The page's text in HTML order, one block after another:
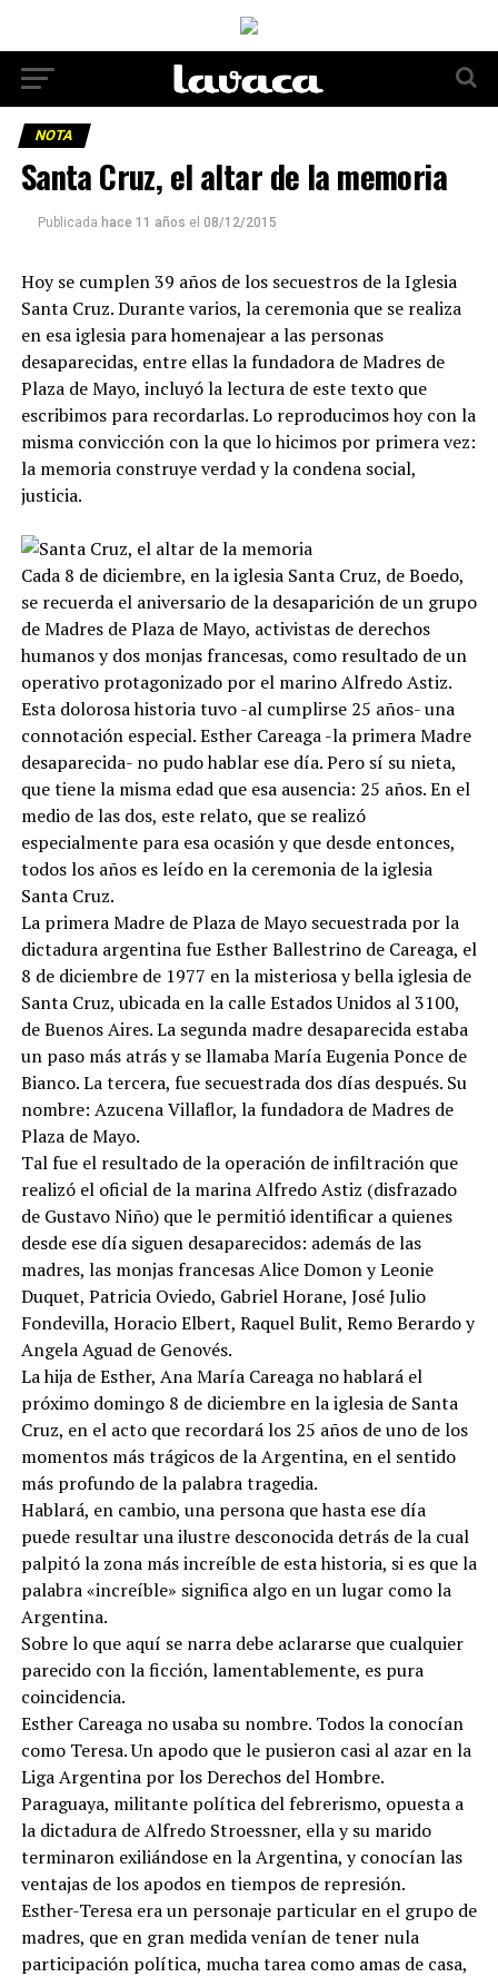
NOTA
Santa Cruz, el altar de la memoria
Publicada hace 11 años el 08/12/2015
Hoy se cumplen 39 años de los secuestros de la Iglesia
Santa Cruz. Durante varios, la ceremonia que se realiza
en esa iglesia para homenajear a las personas
desaparecidas, entre ellas la fundadora de Madres de
Plaza de Mayo, incluyó la lectura de este texto que
escribimos para recordarlas. Lo reproducimos hoy con la
misma convicción con la que lo hicimos por primera vez:
la memoria construye verdad y la condena social,
justicia.
Cada 8 de diciembre, en la iglesia Santa Cruz, de Boedo,
se recuerda el aniversario de la desaparición de un grupo
de Madres de Plaza de Mayo, activistas de derechos
humanos y dos monjas francesas, como resultado de un
operativo protagonizado por el marino Alfredo Astiz.
Esta dolorosa historia tuvo -al cumplirse 25 años- una
connotación especial. Esther Careaga -la primera Madre
desaparecida- no pudo hablar ese día. Pero sí su nieta,
que tiene la misma edad que esa ausencia: 25 años. En el
medio de las dos, este relato, que se realizó
especialmente para esa ocasión y que desde entonces,
todos los años es leído en la ceremonia de la iglesia
Santa Cruz.
La primera Madre de Plaza de Mayo secuestrada por la
dictadura argentina fue Esther Ballestrino de Careaga, el
8 de diciembre de 1977 en la misteriosa y bella iglesia de
Santa Cruz, ubicada en la calle Estados Unidos al 3100,
de Buenos Aires. La segunda madre desaparecida estaba
un paso más atrás y se llamaba María Eugenia Ponce de
Bianco. La tercera, fue secuestrada dos días después. Su
nombre: Azucena Villaflor, la fundadora de Madres de
Plaza de Mayo.
Tal fue el resultado de la operación de infiltración que
realizó el oficial de la marina Alfredo Astiz (disfrazado
de Gustavo Niño) que le permitió identificar a quienes
desde ese día siguen desaparecidos: además de las
madres, las monjas francesas Alice Domon y Leonie
Duquet, Patricia Oviedo, Gabriel Horane, José Julio
Fondevilla, Horacio Elbert, Raquel Bulit, Remo Berardo y
Angela Aguad de Genovés.
La hija de Esther, Ana María Careaga no hablará el
próximo domingo 8 de diciembre en la iglesia de Santa
Cruz, en el acto que recordará los 25 años de uno de los
momentos más trágicos de la Argentina, en el sentido
más profundo de la palabra tragedia.
Hablará, en cambio, una persona que hasta ese día
puede resultar una ilustre desconocida detrás de la cual
palpitó la zona más increíble de esta historia, si es que la
palabra «increíble» significa algo en un lugar como la
Argentina.
Sobre lo que aquí se narra debe aclararse que cualquier
parecido con la ficción, lamentablemente, es pura
coincidencia.
Esther Careaga no usaba su nombre. Todos la conocían
como Teresa. Un apodo que le pusieron casi al azar en la
Liga Argentina por los Derechos del Hombre.
Paraguaya, militante política del febrerismo, opuesta a
la dictadura de Alfredo Stroessner, ella y su marido
terminaron exiliándose en la Argentina, y conocían las
ventajas de los apodos en tiempos de represión.
Esther-Teresa era un personaje particular en el grupo de
madres, que en gran medida venían de tener nula
participación política, mucha tarea como amas de casa,